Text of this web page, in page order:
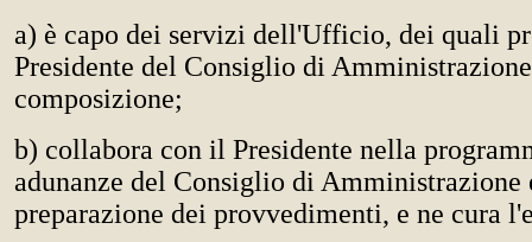
a) è capo dei servizi dell'Ufficio, dei quali
Presidente del Consiglio di
composizione;
b) collabora con il Presidente nella
adunanze del Consiglio di Amministrazione
preparazione dei provvedimenti, e ne cura